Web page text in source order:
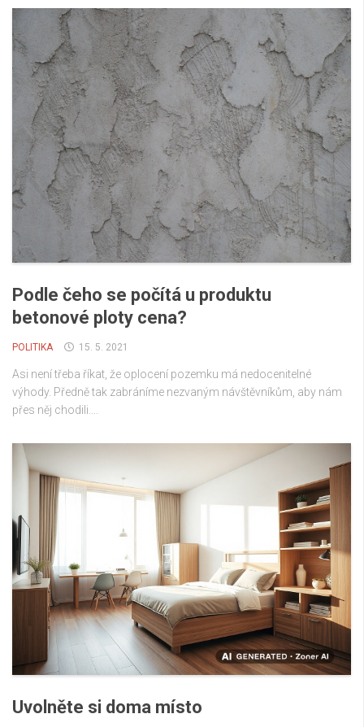
Podle čeho se počítá u produktu
betonové ploty cena?
POLITIKA 15. 5. 2021
Asi není třeba říkat, že oplocení pozemku má nedocenitelné
výhody. Předně tak zabráníme nezvaným návštěvníkům, aby nám
přes něj chodili....
Uvolněte si doma místo